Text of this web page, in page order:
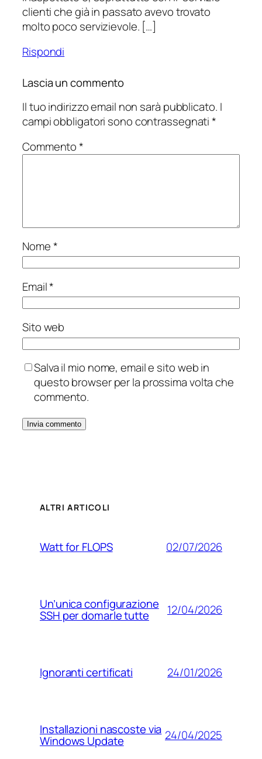
clienti che già in passato avevo trovato
molto poco servizievole. […]
Rispondi
Lascia un commento
Il tuo indirizzo email non sarà pubblicato. I
campi obbligatori sono contrassegnati*
Commento*
Nome*
Email*
Sito web
Salva il mio nome, email e sito web in
questo browser per la prossima volta che
commento.
ALTRI ARTICOLI
Watt for FLOPS 02/07/2026
Un’unica configurazione
SSH per domarle tutte 12/04/2026
Ignoranti certificati 24/01/2026
Installazioni nascoste via
Windows Update 24/04/2025